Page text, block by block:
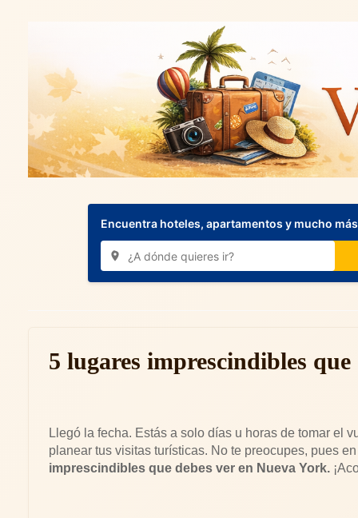
Encuentra hoteles, apartamentos y mucho
5 lugares imprescindibles
Llegó la fecha. Estás a solo días u horas de tomar el
planear tus visitas turísticas. No te preocupes, pues
imprescindibles que debes ver en Nueva York.